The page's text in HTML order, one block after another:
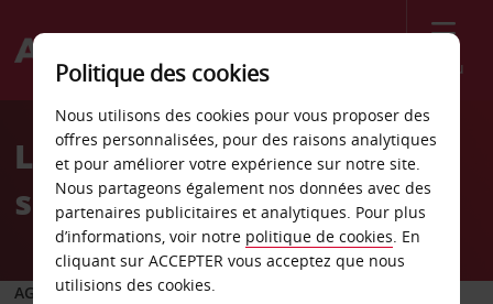
Menu
Welcome
AvisLocation de voiture Esch-
sur-Alzette Avis
AGENCE DE DÉPART
Politique des cookies
Nous utilisons des cookies pour vous proposer des
offres personnalisées, pour des raisons analytiques
et pour améliorer votre expérience sur notre site.
Nous partageons également nos données avec des
partenaires publicitaires et analytiques. Pour plus
d’informations, voir notre politique de cookies. En
cliquant sur ACCEPTER vous acceptez que nous
utilisions des cookies.